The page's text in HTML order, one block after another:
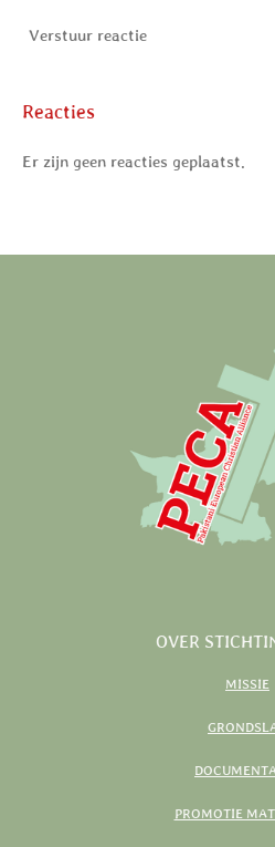
Verstuur reactie
Reacties
Er zijn geen reacties geplaatst.
OVER
MISSIE
PROMOTIE